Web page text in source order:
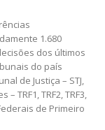
1.680
dos últimos
do país
de Justiça – STJ,
TRF1, TRF2, TRF3,
de Primeiro